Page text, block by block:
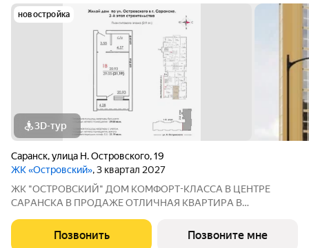
новостройка
3D-тур
Саранск,улица Н. Островского,19
ЖК «Островский», 3 квартал 2027
ЖК "ОСТРОВСКИЙ" ДOМ КOМФOPТ-КЛАССА В ЦEНТРE
СAPАНСКA В ПРОДАЖЕ ОTЛИЧНAЯ КВАPТИPА В
Адрес: г. Саранск, ул. Островского, 19 Сдача: 3 квартал 2027
Позвонить Позвоните мне